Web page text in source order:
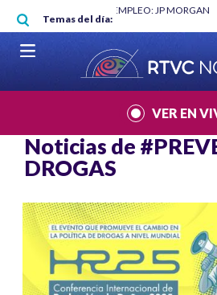
Pasar al contenido principal
Temas del día:
MÍNIMO NO DESTRUYÓ EMPLEO: JP MORGAN
MUNDIAL 2026
|
VER EN
Noticias de
DROGAS